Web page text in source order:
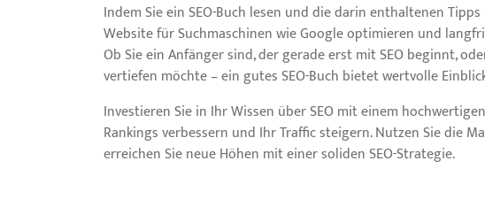
Indem Sie ein SEO-Buch lesen und die darin enthaltenen
Website für Suchmaschinen wie Google optimieren und
Ob Sie ein Anfänger sind, der gerade erst mit SEO beginnt,
vertiefen möchte – ein gutes SEO-Buch bietet wertvolle
Investieren Sie in Ihr Wissen über SEO mit einem
Rankings verbessern und Ihr Traffic steigern. Nutzen Sie die
erreichen Sie neue Höhen mit einer soliden SEO-Strategie.